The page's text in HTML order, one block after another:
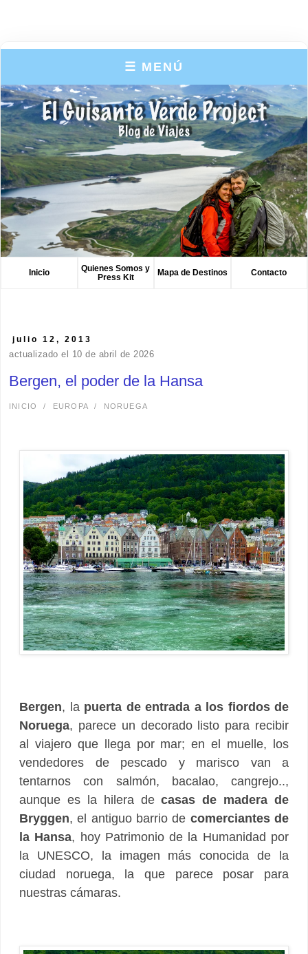
☰ MENÚ
Inicio
Quienes Somos y
Press Kit
Mapa de Destinos Contacto
julio 12, 2013
actualizado el 10 de abril de 2026
Bergen, el poder de la Hansa
INICIO / EUROPA / NORUEGA
Bergen, la puerta de entrada a los fiordos de
Noruega, parece un decorado listo para recibir
al viajero que llega por mar; en el muelle, los
vendedores de pescado y marisco van a
tentarnos con salmón, bacalao, cangrejo..,
aunque es la hilera decasas de madera de
Bryggen, el antiguo barrio de comerciantes de
la Hansa, hoy Patrimonio de la Humanidad por
la UNESCO, la imagen más conocida de la
ciudad noruega, la que parece posar para
nuestras cámaras.